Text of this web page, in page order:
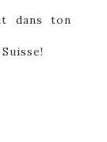
dans ton